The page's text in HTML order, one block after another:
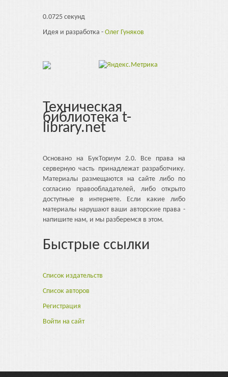
0.0725 секунд
Идея и разработка - Олег Гуняков
Техническая
библиотека t-
library.net
Основано на БукТориум 2.0. Все права на
серверную часть принадлежат разработчику.
Материалы размещаются на сайте либо по
согласию правообладателей, либо открыто
доступные в интернете. Если какие либо
материалы нарушают ваши авторские права -
напишите нам, и мы разберемся в этом.
Быстрые ссылки
Список издательств
Список авторов
Регистрация
Войти на сайт